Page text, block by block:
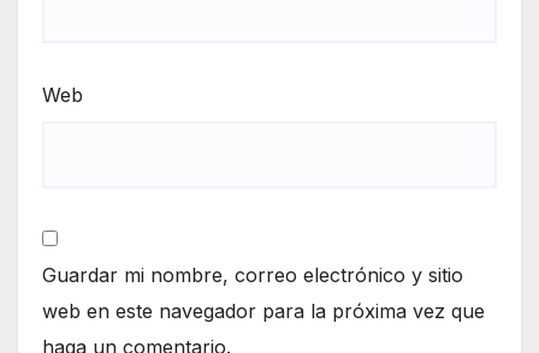
Web
Guardar mi nombre, correo electrónico y sitio
web en este navegador para la próxima vez que
haga un comentario.